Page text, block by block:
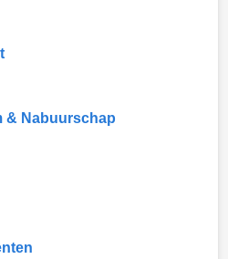
& Nabuurschap